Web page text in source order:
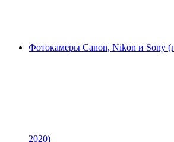
Фотокамеры Canon, Nikon и Sony
2020)